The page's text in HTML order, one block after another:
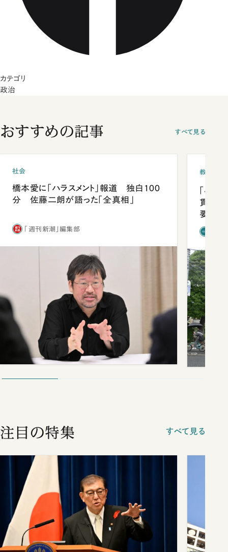
カテゴリ
政治
おすすめの記事 すべて見る
社会
橋本愛に「ハラスメント」報道 独白100
分 佐藤二朗が語った「全真相」
「週刊新潮」編集部
教育
「早
貫校へ
要だっ
注目の特集 すべて見る